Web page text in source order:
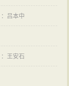
： 吕本中
：王安石